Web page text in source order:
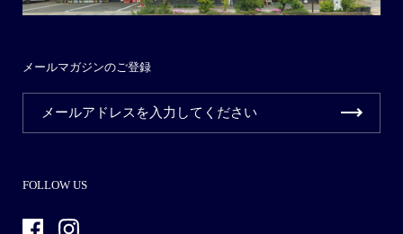
メールマガジンのご登録
FOLLOW US